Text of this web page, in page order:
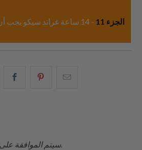
الجزء 11 - 14 ساعة غراند سيكو يجب
شارك
شارك
سيتم الموافقة على التعليقات قبل ظهورها.